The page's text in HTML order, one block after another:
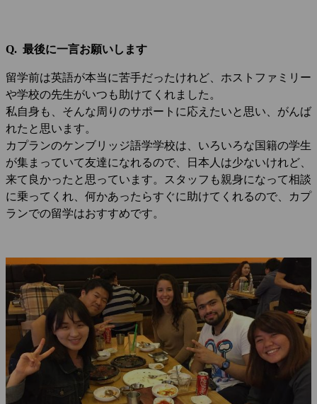
Q. 最後に一言お願いします
留学前は英語が本当に苦手だったけれど、ホストファミリー
や学校の先生がいつも助けてくれました。
私自身も、そんな周りのサポートに応えたいと思い、がんば
れたと思います。
カプランのケンブリッジ語学学校は、いろいろな国籍の学生
が集まっていて友達になれるので、日本人は少ないけれど、
来て良かったと思っています。スタッフも親身になって相談
に乗ってくれ、何かあったらすぐに助けてくれるので、カプ
ランでの留学はおすすめです。